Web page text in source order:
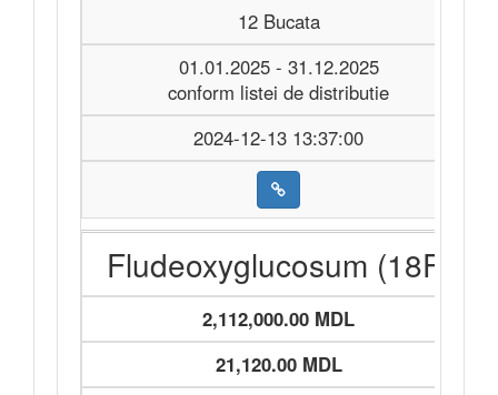
12 Bucata
01.01.2025 - 31.12.2025
conform listei de distributie
2024-12-13 13:37:00
Fludeoxyglucosum (18F)
2,112,000.00 MDL
21,120.00 MDL